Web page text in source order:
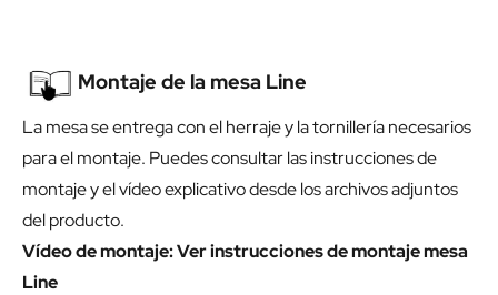
Montaje de la mesa Line
La mesa se entrega con el herraje y la tornillería necesarios
para el montaje. Puedes consultar las instrucciones de
montaje y el vídeo explicativo desde los archivos adjuntos
del producto.
Vídeo de montaje:Ver instrucciones de montaje mesa
Line